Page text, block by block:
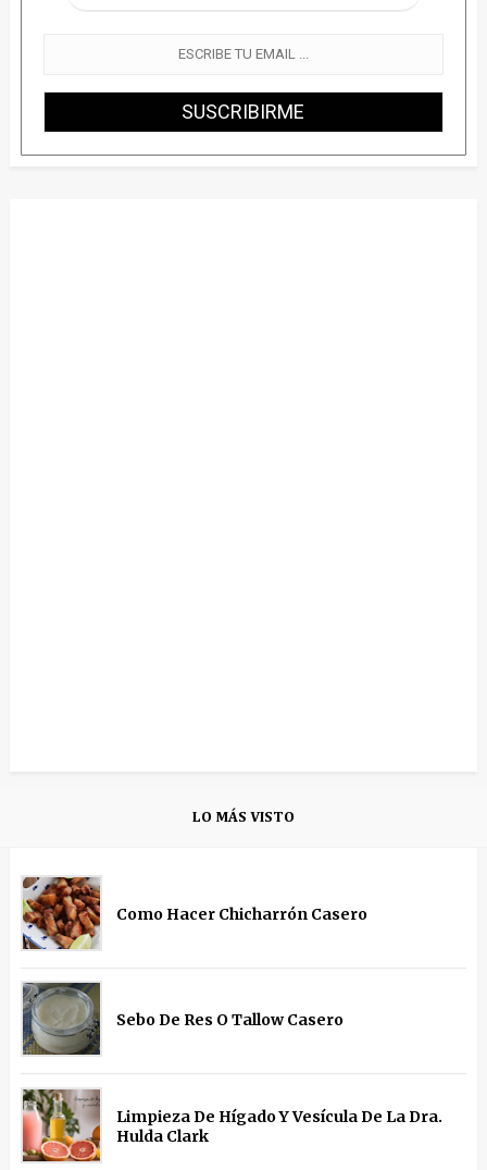
LO MÁS VISTO
Como Hacer Chicharrón Casero
Sebo De Res O Tallow Casero
Limpieza De Hígado Y Vesícula De La Dra.
Hulda Clark